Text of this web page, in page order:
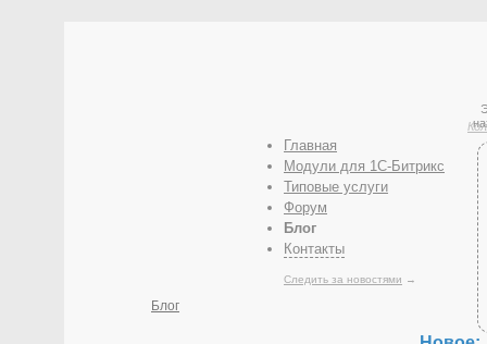
Главная
Модули для 1С-Битрикс
Типовые услуги
Форум
Блог
Контакты
Следить за новостями →
Блог